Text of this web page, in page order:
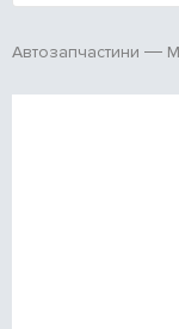
Автозапчастини